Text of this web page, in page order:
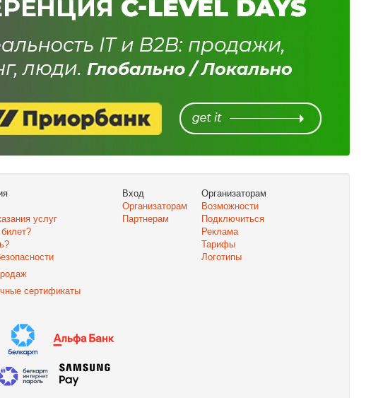
услуг
сертификаты
Вход
Организаторам
Партнерам
Организаторам
Возможности
Подключиться
Реклама
Тарифы
Логотипы